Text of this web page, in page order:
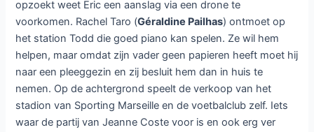
opzoekt weet Eric een aanslag via een drone te
voorkomen. Rachel Taro (Géraldine Pailhas) ontmoet op
het station Todd die goed piano kan spelen. Ze wil hem
helpen, maar omdat zijn vader geen papieren heeft moet hij
naar een pleeggezin en zij besluit hem dan in huis te
nemen. Op de achtergrond speelt de verkoop van het
stadion van Sporting Marseille en de voetbalclub zelf. Iets
waar de partij van Jeanne Coste voor is en ook erg ver